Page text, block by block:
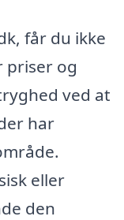
får du ikke
priser og
ved at
har
eller
den